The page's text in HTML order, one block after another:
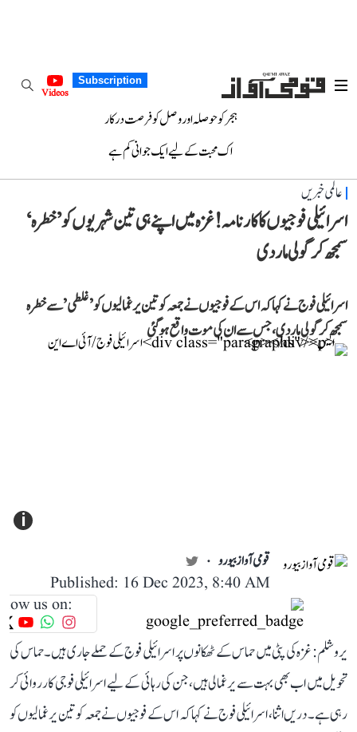
Subscription
Videos
ہجر کو حوصلہ اور وصل کو فرصت درکار
اک محبت کے لیے ایک جوانی کم ہے
عالمی خبریں
اسرائیلی فوجیوں کا کارنامہ! غزہ میں اپنے ہی تین شہریوں کو ’خطرہ‘
سمجھ کر گولی مار دی
اسرائیلی فوج نے کہا کہ اس کے فوجیوں نے جمعہ کو تین یرغمالیوں کو ’غلطی’ سے خطرہ
سمجھ کر گولی مار دی، جس سے ان کی موت واقع ہو گئی
i
قومی آواز بیورو
Published: 16 Dec 2023, 8:40 AM
us on:
یروشلم: غزہ کی پٹی میں حماس کے ٹھکانوں پر اسرائیلی فوج کے حملے جاری ہیں۔ حماس کی
تحویل میں اب بھی بہت سے یرغمالی ہیں، جن کی رہائی کے لیے اسرائیلی فوجی کارروائی کر
رہی ہے۔ دریں اثنا، اسرائیلی فوج نے کہا کہ اس کے فوجیوں نے جمعہ کو تین یرغمالیوں کو